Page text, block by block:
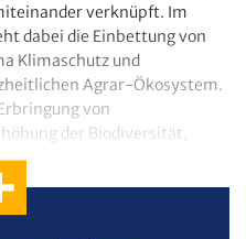
verknüpft. Im
dabei die Einbettung von
Klimaschutz und
Agrar-Ökosystem.
von
der Biodiversität,
von Nährstoffkreisläufen.